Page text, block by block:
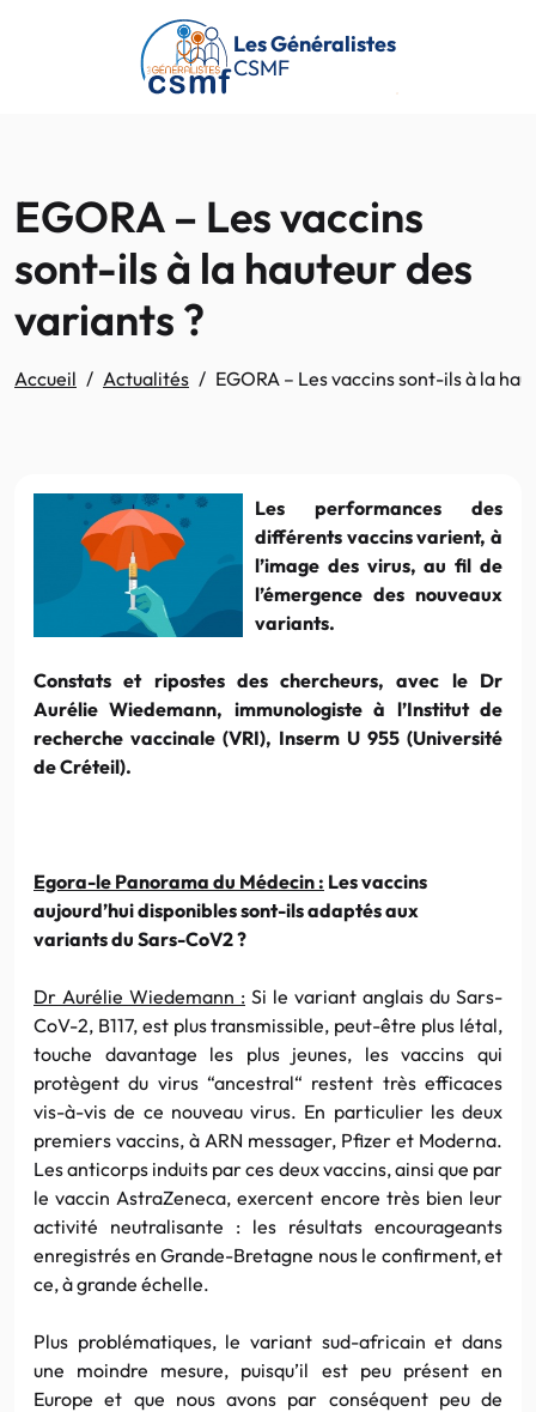
Passer au contenu principal
Les Généralistes
CSMF
EGORA – Les vaccins
sont-ils à la hauteur des
variants ?
Accueil Actualités EGORA – Les vaccins sont-ils à la
Les performances des
différents vaccins varient, à
l’image des virus, au fil de
l’émergence des nouveaux
variants.
Constats et ripostes des chercheurs, avec le Dr
Aurélie Wiedemann, immunologiste à l’Institut de
recherche vaccinale (VRI), Inserm U 955 (Université
de Créteil).
Egora-le Panorama du Médecin : Les vaccins
aujourd’hui disponibles sont-ils adaptés aux
variants du Sars-CoV2 ?
Dr Aurélie Wiedemann : Si le variant anglais du Sars-
CoV-2, B117, est plus transmissible, peut-être plus létal,
touche davantage les plus jeunes, les vaccins qui
protègent du virus “ancestral“ restent très efficaces
vis-à-vis de ce nouveau virus. En particulier les deux
premiers vaccins, à ARN messager, Pfizer et Moderna.
Les anticorps induits par ces deux vaccins, ainsi que par
le vaccin AstraZeneca, exercent encore très bien leur
activité neutralisante : les résultats encourageants
enregistrés en Grande-Bretagne nous le confirment, et
ce, à grande échelle.
Plus problématiques, le variant sud-africain et dans
une moindre mesure, puisqu’il est peu présent en
Europe et que nous avons par conséquent peu de